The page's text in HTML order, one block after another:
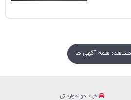
مشاهده همه آگهی ها
خرید حواله وارداتی